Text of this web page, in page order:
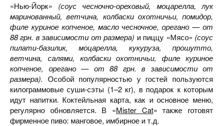
«Нью-Йорк» (соус чесночно-ореховый, моцарелла, лук
маринованный, ветчина, колбаски охотничьи, помидор,
филе куриное копченое, масло чесночное, орегано — от
88 грн. в зависимости от размера) и пиццу «Мясо» (соус
пилати-базилик, моцарелла, кукуруза, прошутто,
ветчина, салями, колбаски охотничьи, филе куриное
копченое, орегано — от 88 грн. в зависимости от
размера). Особой популярностью у гостей пользуются
килограммовые суши-сэты (1–2 кг), в подарок к которым
идут напитки. Коктейльная карта, как и основное меню,
регулярно обновляется. В «Mister Cat» также готовят
фирменное пиво: манговое, имбирное и т.д.